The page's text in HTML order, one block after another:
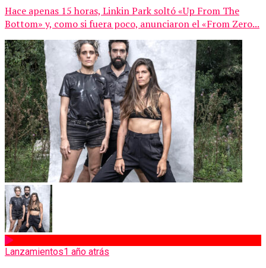
Hace apenas 15 horas, Linkin Park soltó «Up From The
Bottom» y, como si fuera poco, anunciaron el «From Zero...
Lanzamientos1 año atrás